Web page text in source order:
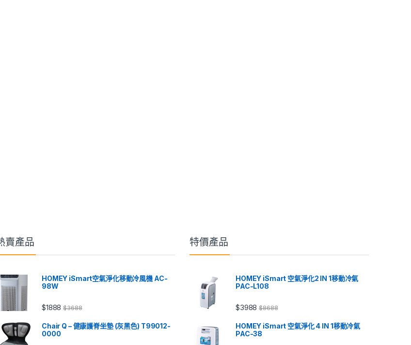
賣產品
HOMEY iSmart空氣淨化移動冷風機 AC-
98W
$1888 $3688
Chair Q – 健康護脊坐墊 (灰黑色) T99012-
0000
特價產品
HOMEY iSmart 空氣淨化2 IN 1移動冷氣
PAC-L108
$3988 $8688
HOMEY iSmart 空氣淨化 4 IN 1移動冷氣
PAC-38